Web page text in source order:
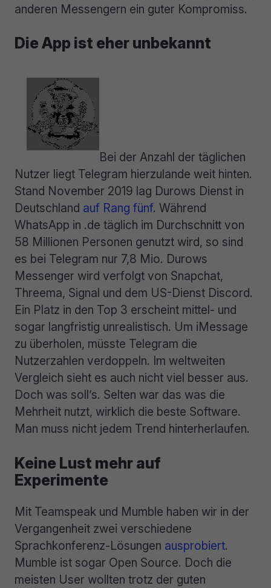
anderen Messengern ein guter Kompromiss.
Die App ist eher unbekannt
Bei der Anzahl der täglichen
Nutzer liegt Telegram hierzulande weit hinten.
Stand November 2019 lag Durows Dienst in
Deutschland auf Rang fünf. Während
WhatsApp in .de täglich im Durchschnitt von
58 Millionen Personen genutzt wird, so sind
es bei Telegram nur 7,8 Mio. Durows
Messenger wird verfolgt von Snapchat,
Threema, Signal und dem US-Dienst Discord.
Ein Platz in den Top 3 erscheint mittel- und
sogar langfristig unrealistisch. Um iMessage
zu überholen, müsste Telegram die
Nutzerzahlen verdoppeln. Im weltweiten
Vergleich sieht es auch nicht viel besser aus.
Doch was soll’s. Selten war das was die
Mehrheit nutzt, wirklich die beste Software.
Man muss nicht jedem Trend hinterherlaufen.
Keine Lust mehr auf
Experimente
Mit Teamspeak und Mumble haben wir in der
Vergangenheit zwei verschiedene
Sprachkonferenz-Lösungen ausprobiert.
Mumble ist sogar Open Source. Doch die
meisten User wollten trotz der guten